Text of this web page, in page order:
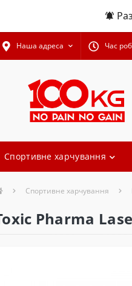
Наша адреса Час
Спортивне харчування
Спортивне харчування
Pharma